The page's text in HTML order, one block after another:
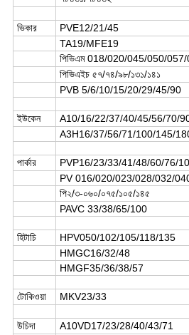
ভিকার
PVE12/21/45
TA19/MFE19
পিভিএম 018/020/045/050/
পিভিএইচ ৫৭/৭৪/৯৮/১৩১/১৪১
PVB 5/6/10/15/20/29/45/90
ইউকেন
A10/16/22/37/40/45/56/70/
A3H16/37/56/71/100/145/
পার্কার
PVP16/23/33/41/48/60/76/
PV 016/020/023/028/032/
পি২/৩-০৬০/০৭৫/১০৫/১৪৫
PAVC 33/38/65/100
হিটাচি
HPV050/102/105/118/135
HMGC16/32/48
HMGF35/36/38/57
টোকিওয়া MKV23/33
উচিদা
A10VD17/23/28/40/43/71